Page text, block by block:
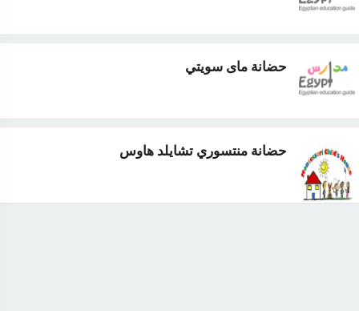
حضانة ماى سويتي
حضانة منتسوري تشايلد هاوس